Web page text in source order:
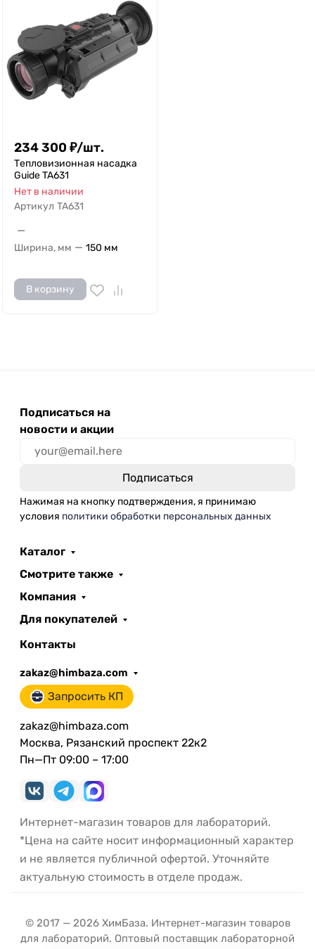
234 300 ₽/шт.
Тепловизионная насадка
Guide TA631
Нет в наличии
Артикул TA631
—
Ширина, мм — 150 мм
В корзину
Подписаться на
новости и акции
Нажимая на кнопку подтверждения, я принимаю
условия политики обработки персональных данных
Каталог
Смотрите также
Компания
Для покупателей
Контакты
zakaz@himbaza.com
Запросить КП
zakaz@himbaza.com
Москва, Рязанский проспект 22к2
Пн—Пт 09:00 – 17:00
Интернет-магазин товаров для лабораторий.
*Цена на сайте носит информационный характер
и не является публичной офертой. Уточняйте
актуальную стоимость в отделе продаж.
© 2017 — 2026 ХимБаза. Интернет-магазин товаров
для лабораторий. Оптовый поставщик лабораторной